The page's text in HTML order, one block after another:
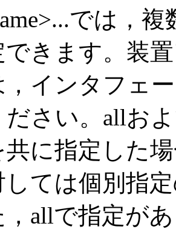
では，
できます。装
，インタフェ
ださい。allお
共に指定した
しては個別指
，allで指定が